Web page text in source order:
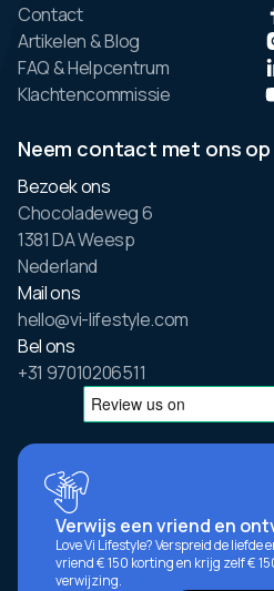
Contact
Artikelen & Blog
FAQ & Helpcentrum
Klachtencommissie
Neem contact met ons op
Bezoek ons
Chocoladeweg 6
1381 DA Weesp
Nederland
Mail ons
hello@vi-lifestyle.com
Bel ons
+31 97010206511
Verwijs een vriend en
Love Vi Lifestyle? Verspreid de
vriend € 150 korting en krijg zelf €
verwijzing.